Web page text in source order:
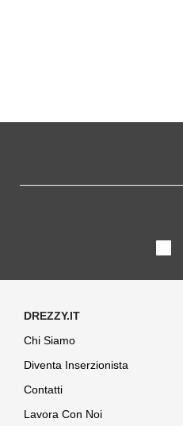
Chi Siamo
Diventa Inserzionista
Contatti
Lavora Con Noi